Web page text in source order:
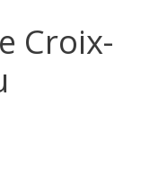
Croix-